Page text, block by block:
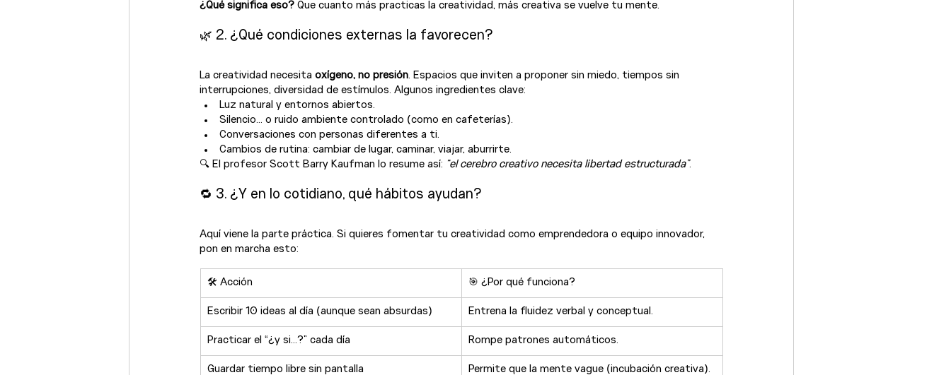
¿Qué significa eso? Que cuanto más practicas la creatividad, más creativa se vuelve tu mente.
🌿 2. ¿Qué condiciones externas la favorecen?
La creatividad necesita oxígeno, no presión. Espacios que inviten a proponer sin miedo, tiempos sin
interrupciones, diversidad de estímulos. Algunos ingredientes clave:
Luz natural y entornos abiertos.
Silencio… o ruido ambiente controlado (como en cafeterías).
Conversaciones con personas diferentes a ti.
Cambios de rutina: cambiar de lugar, caminar, viajar, aburrirte.
🔍 El profesor Scott Barry Kaufman lo resume así: “el cerebro creativo necesita libertad estructurada”.
🔁 3. ¿Y en lo cotidiano, qué hábitos ayudan?
Aquí viene la parte práctica. Si quieres fomentar tu creatividad como emprendedora o equipo innovador,
pon en marcha esto:
🛠️ Acción 🎯 ¿Por qué funciona?
Escribir 10 ideas al día (aunque sean absurdas) Entrena la fluidez verbal y conceptual.
Practicar el “¿y si…?” cada día Rompe patrones automáticos.
Guardar tiempo libre sin pantalla Permite que la mente vague (incubación creativa).